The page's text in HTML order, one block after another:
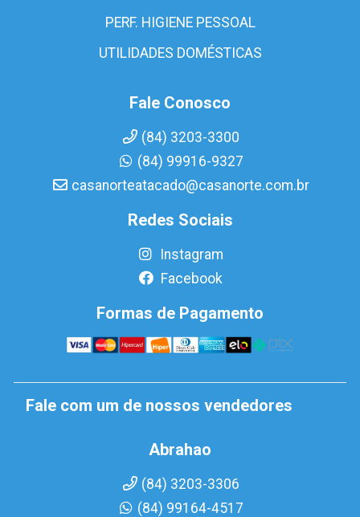
PERF. HIGIENE PESSOAL
UTILIDADES DOMÉSTICAS
Fale Conosco
(84) 3203-3300
(84) 99916-9327
casanorteatacado@casanorte.com.br
Redes Sociais
Instagram
Facebook
Formas de Pagamento
Fale com um de nossos vendedores
Abrahao
(84) 3203-3306
(84) 99164-4517